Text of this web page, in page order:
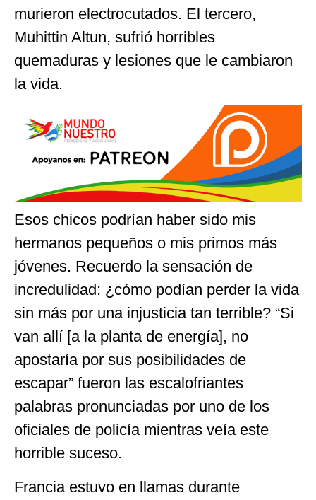
murieron electrocutados. El tercero,
Muhittin Altun, sufrió horribles
quemaduras y lesiones que le cambiaron
la vida.
Esos chicos podrían haber sido mis
hermanos pequeños o mis primos más
jóvenes. Recuerdo la sensación de
incredulidad: ¿cómo podían perder la vida
sin más por una injusticia tan terrible? “Si
van allí [a la planta de energía], no
apostaría por sus posibilidades de
escapar” fueron las escalofriantes
palabras pronunciadas por uno de los
oficiales de policía mientras veía este
horrible suceso.
Francia estuvo en llamas durante